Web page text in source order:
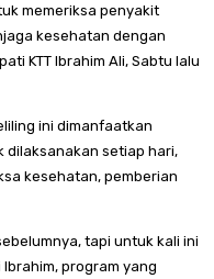
memeriksa penyakit
kesehatan dengan
KTT Ibrahim Ali, Sabtu lalu
ini dimanfaatkan
dilaksanakan setiap hari,
kesehatan, pemberian
tapi untuk kali ini
program yang